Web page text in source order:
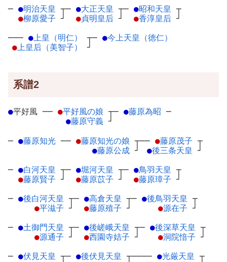
─ ●明治天皇 ┬
●柳原愛子 ┘
─ ●大正天皇 ┬
●貞明皇后 ┘
─ ●昭和天皇 ┬
●香淳皇后 ┘
─── ●上皇（明仁）
┬
●上皇后（美智子） ┘
─ ●今上天皇（徳仁）
系譜2
●平好風 ── ●平好風の娘 ┬
●藤原守義 ┘
─ ●藤原為昭 ─
─ ●藤原知光 ── ●藤原知光の娘 ┬
●藤原公成 ┘
── ●藤原茂子 ┬
●後三条天皇 ┘
─ ●白河天皇 ┬
●藤原賢子 ┘
─ ●堀河天皇 ┬
●藤原苡子 ┘
─ ●鳥羽天皇 ┬
●藤原璋子 ┘
─ ●後白河天皇 ┬
●平滋子 ┘
─ ●高倉天皇 ┬
●藤原殖子 ┘
─ ●後鳥羽天皇 ┬
●源在子 ┘
─ ●土御門天皇 ┬
●源通子 ┘
─ ●後嵯峨天皇 ┬
●西園寺姞子 ┘
─ ●後深草天皇 ┬
●洞院愔子 ┘
─ ●伏見天皇 ┬─ ●後伏見天皇 ┬──── ●光厳天皇 ┬